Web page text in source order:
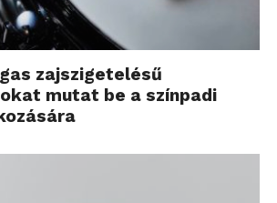
zajszigetelésű
mutat be a színpadi